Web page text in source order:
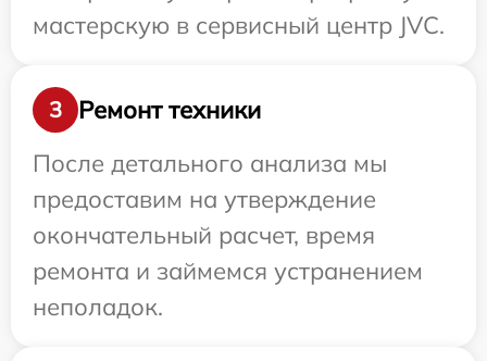
мастерскую в сервисный центр JVC.
3
Ремонт техники
После детального анализа мы
предоставим на утверждение
окончательный расчет, время
ремонта и займемся устранением
неполадок.